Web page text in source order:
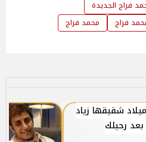
فراج الجديدة
فراج محمد فراج
شقيقها زياد
بعد رحيلك